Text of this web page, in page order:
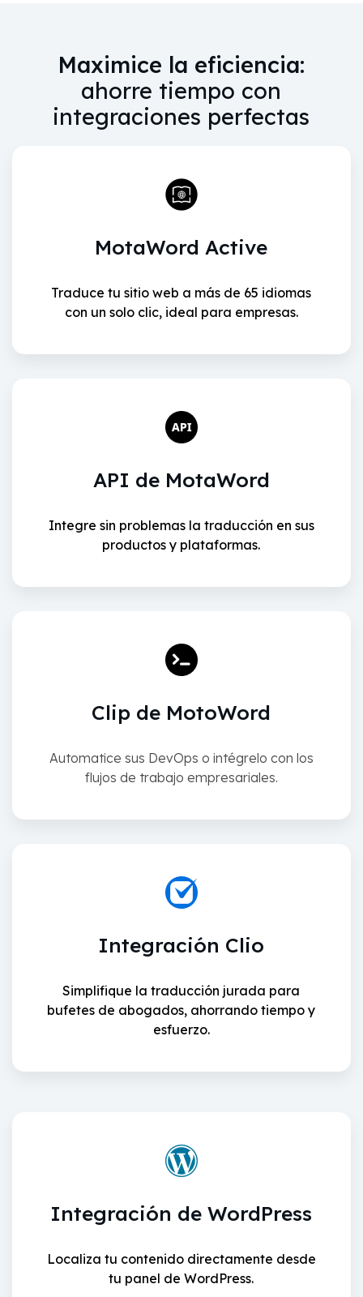
Maximice la eficiencia:
ahorre tiempo con
integraciones perfectas
MotaWord Active
Traduce tu sitio web a más de 65 idiomas
con un solo clic, ideal para empresas.
API de MotaWord
Integre sin problemas la traducción en sus
productos y plataformas.
Clip de MotoWord
Automatice sus DevOps o intégrelo con los
flujos de trabajo empresariales.
Integración Clio
Simplifique la traducción jurada para
bufetes de abogados, ahorrando tiempo y
esfuerzo.
Integración de WordPress
Localiza tu contenido directamente desde
tu panel de WordPress.